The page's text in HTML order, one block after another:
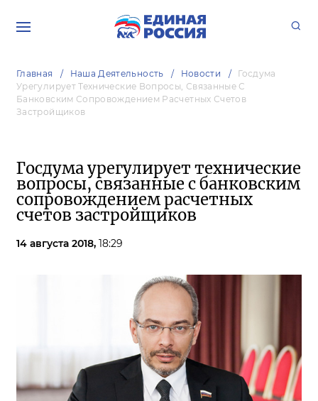
Главная Наша Деятельность Новости
Госдума
Урегулирует Технические Вопросы, Связанные С
Банковским Сопровождением Расчетных Счетов
Застройщиков
Госдума урегулирует технические
вопросы, связанные с банковским
сопровождением расчетных
счетов застройщиков
14 августа 2018, 18:29